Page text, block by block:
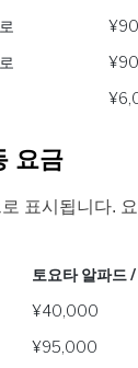
요금
표시됩니다.
토요타 알파드
토요타 알파드 /
¥40,000
¥95,000